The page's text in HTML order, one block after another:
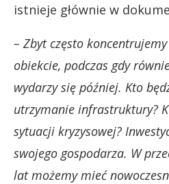
istnieje głównie w
– Zbyt często
obiekcie, podczas gdy
wydarzy się później. Kto
utrzymanie infrastruktury?
sytuacji kryzysowej?
swojego gospodarza. W
lat możemy mieć